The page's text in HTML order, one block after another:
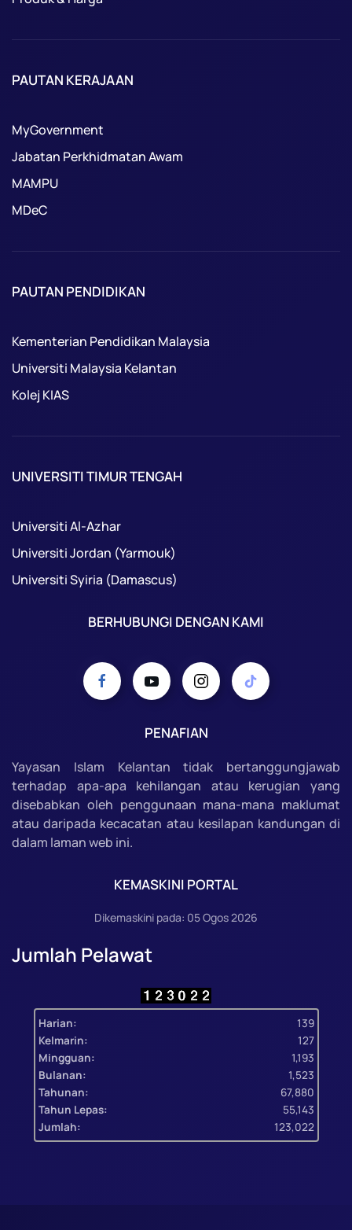
PAUTAN KERAJAAN
MyGovernment
Jabatan Perkhidmatan Awam
MAMPU
MDeC
PAUTAN PENDIDIKAN
Kementerian Pendidikan Malaysia
Universiti Malaysia Kelantan
Kolej KIAS
UNIVERSITI TIMUR TENGAH
Universiti Al-Azhar
Universiti Jordan (Yarmouk)
Universiti Syiria (Damascus)
BERHUBUNGI DENGAN KAMI
PENAFIAN
Yayasan Islam Kelantan tidak bertanggungjawab
terhadap apa-apa kehilangan atau kerugian yang
disebabkan oleh penggunaan mana-mana maklumat
atau daripada kecacatan atau kesilapan kandungan di
dalam laman web ini.
KEMASKINI PORTAL
Dikemaskini pada: 05 Ogos 2026
Jumlah Pelawat
Harian:
139
Kelmarin:
127
Mingguan:
1,193
Bulanan:
1,523
Tahunan:
67,880
Tahun Lepas:
55,143
Jumlah:
123,022